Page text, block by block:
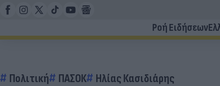
Ροή Ειδήσεων
Πολιτική ΠΑΣΟΚ Ηλίας Κασιδιάρης